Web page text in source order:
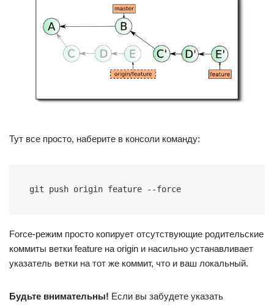
Тут все просто, наберите в консоли команду:
git push origin feature --force
Force-режим просто копирует отсутствующие родительские
коммиты ветки feature на origin и насильно устанавливает
указатель ветки на тот же коммит, что и ваш локальный.
Будьте внимательны! Если вы забудете указать